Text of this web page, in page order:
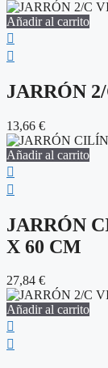
Añadir al carrito
JARRÓN
13,66 €
Añadir al carrito
JARRÓN
X 60 CM
27,84 €
Añadir al carrito